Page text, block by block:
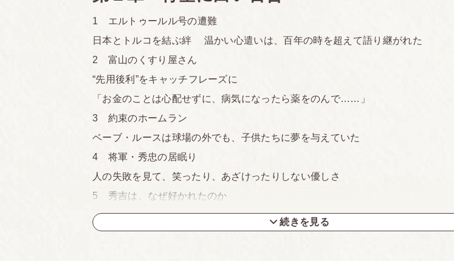
1 エルトゥールル号の遭難
日本とトルコを結ぶ絆 温かい心遣いは、百年の時を超えて語り継がれた
2 富山のくすり屋さん
“先用後利”をキャッチフレーズに
「お金のことは心配せずに、病気になったら薬をのんで……」
3 約束のホームラン
ベーブ・ルースは球場の外でも、子供たちに夢を与えていた
4 将軍・秀忠の居眠り
人の失敗を見て、笑ったり、あざけったりしない優しさ
5 秀吉は、なぜ好かれたのか
うれしいことがあれば、 喜びを率直に表す
6 秀吉の成功の秘訣
続きを見る